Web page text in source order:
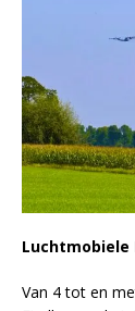
Luchtmobiele
Van 4 tot en